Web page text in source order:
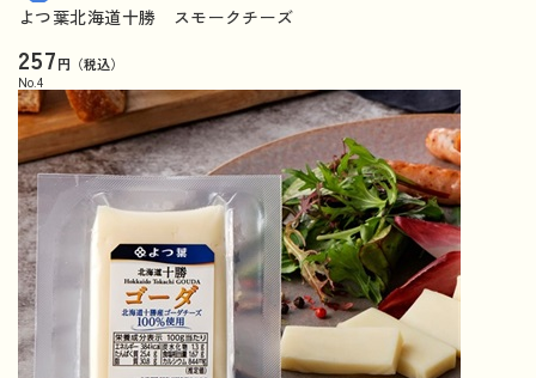
よつ葉北海道十勝 スモークチーズ
257円（税込）
No. 4